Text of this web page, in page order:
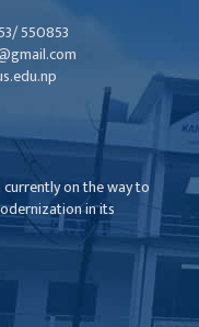
550853
on the way to
in its